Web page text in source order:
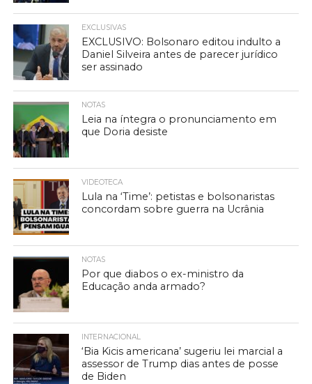
EXCLUSIVAS
EXCLUSIVO: Bolsonaro editou indulto a
Daniel Silveira antes de parecer jurídico
ser assinado
NOTAS
Leia na íntegra o pronunciamento em
que Doria desiste
VIDEOTECA
Lula na ‘Time’: petistas e bolsonaristas
concordam sobre guerra na Ucrânia
NOTAS
Por que diabos o ex-ministro da
Educação anda armado?
INTERNACIONAL
‘Bia Kicis americana’ sugeriu lei marcial a
assessor de Trump dias antes de posse
de Biden